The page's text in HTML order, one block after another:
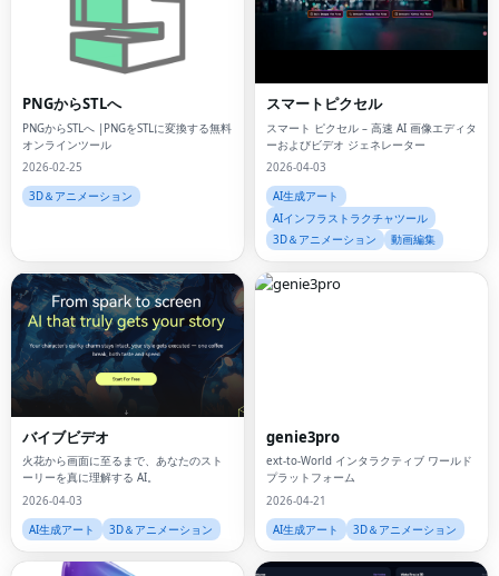
PNGからSTLへ
PNGからSTLへ |PNGをSTLに変換する無料
オンラインツール
2026-02-25
3D＆アニメーション
スマートピクセル
スマート ピクセル – 高速 AI 画像エディタ
ーおよびビデオ ジェネレーター
2026-04-03
AI生成アート
AIインフラストラクチャツール
3D＆アニメーション
動画編集
バイブビデオ
火花から画面に至るまで、あなたのスト
ーリーを真に理解する AI。
2026-04-03
AI生成アート
3D＆アニメーション
genie3pro
ext-to-World インタラクティブ ワールド
プラットフォーム
2026-04-21
AI生成アート
3D＆アニメーション